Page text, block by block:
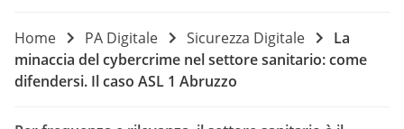
Home PA Digitale Sicurezza Digitale
La
minaccia del cybercrime nel settore sanitario: come
difendersi. Il caso ASL 1 Abruzzo